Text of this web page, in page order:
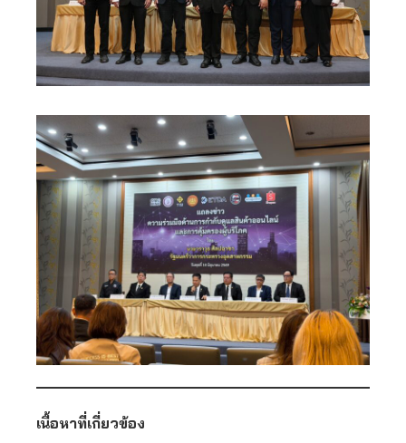
เนื้อหาที่เกี่ยวข้อง